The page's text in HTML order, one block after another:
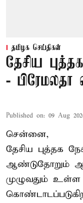
தமிழக செய்திகள்
தேசிய
- பிரேமலதா
Published on: 09 Aug
சென்னை,
தேசிய புத்தக
ஆண்டுதோறும்
முழுவதும்